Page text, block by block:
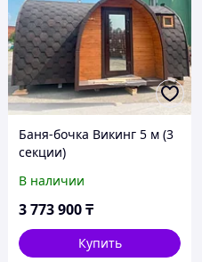
Баня-бочка Викинг 5 м (3
секции)
В наличии
3 773 900₸
Купить